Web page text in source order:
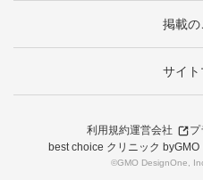
掲載の
サイ
利用規約運営会社
プ
best choice クリニック byGMO
©GMO DesignOne,